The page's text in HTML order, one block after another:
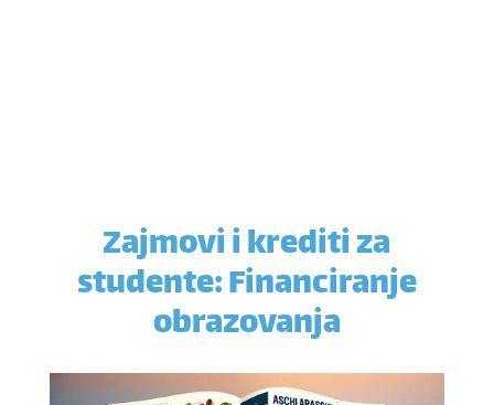
Zajmovi i krediti za
studente: Financiranje
obrazovanja